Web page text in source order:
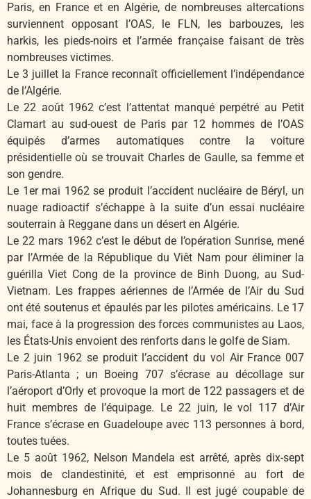
Paris, en France et en Algérie, de nombreuses altercations
surviennent opposant l’OAS, le FLN, les barbouzes, les
harkis, les pieds-noirs et l’armée française faisant de très
nombreuses victimes.
Le 3 juillet la France reconnaît officiellement l’indépendance
de l’Algérie.
Le 22 août 1962 c’est l’attentat manqué perpétré au Petit
Clamart au sud-ouest de Paris par 12 hommes de l’OAS
équipés d’armes automatiques contre la voiture
présidentielle où se trouvait Charles de Gaulle, sa femme et
son gendre.
Le 1er mai 1962 se produit l’accident nucléaire de Béryl, un
nuage radioactif s’échappe à la suite d’un essai nucléaire
souterrain à Reggane dans un désert en Algérie.
Le 22 mars 1962 c’est le début de l’opération Sunrise, mené
par l’Armée de la République du Viêt Nam pour éliminer la
guérilla Viet Cong de la province de Binh Duong, au Sud-
Vietnam. Les frappes aériennes de l’Armée de l’Air du Sud
ont été soutenus et épaulés par les pilotes américains. Le 17
mai, face à la progression des forces communistes au Laos,
les États-Unis envoient des renforts dans le golfe de Siam.
Le 2 juin 1962 se produit l’accident du vol Air France 007
Paris-Atlanta ; un Boeing 707 s’écrase au décollage sur
l’aéroport d’Orly et provoque la mort de 122 passagers et de
huit membres de l’équipage. Le 22 juin, le vol 117 d’Air
France s’écrase en Guadeloupe avec 113 personnes à bord,
toutes tuées.
Le 5 août 1962, Nelson Mandela est arrêté, après dix-sept
mois de clandestinité, et est emprisonné au fort de
Johannesburg en Afrique du Sud. Il est jugé coupable de